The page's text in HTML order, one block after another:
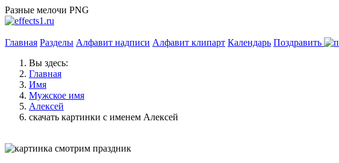
Разные мелочи PNG
Главная Разделы Алфавит надписи Алфавит клипарт Календарь Поздравить
Вы здесь:
Главная
Имя
Мужское имя
Алексей
скачать картинки с именем Алексей